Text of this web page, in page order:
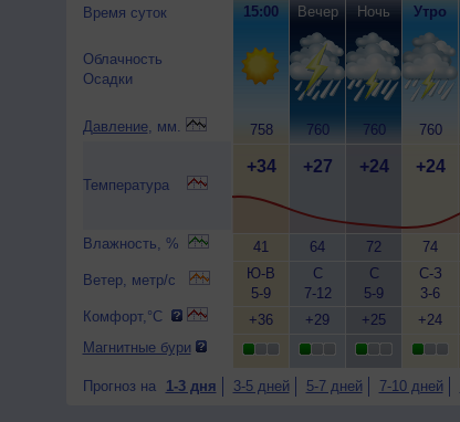
Время суток
Облачность
Осадки
Давление, мм.
Температура
Влажность, %
Ветер, метр/с
Комфорт,°C
Магнитные бури
15:00
758
+34
41
Ю-В
5-9
+36
Вечер
760
+27
64
С
7-12
+29
Ночь
760
+24
72
С
5-9
+25
Утро
760
+24
74
С-З
3-6
+24
Прогноз на 1-3 дня 3-5 дней 5-7 дней 7-10 дней